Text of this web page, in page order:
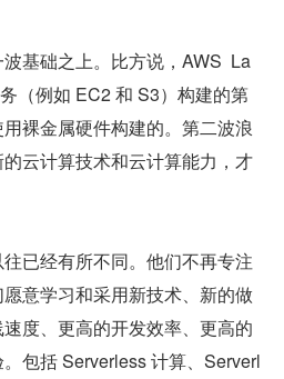
基础之上。比方说，AWS  La
（例如 EC2 和 S3）构建的第
裸金属硬件构建的。第二波浪
云计算技术和云计算能力，才
已经有所不同。他们不再专注
意学习和采用新技术、新的做
度、更高的开发效率、更高的
包括 Serverless 计算、Serverl